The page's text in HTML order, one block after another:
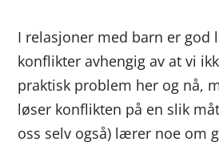
I relasjoner med barn er god
konflikter avhengig av at vi
praktisk problem her og nå,
løser konflikten på en slik
oss selv også) lærer noe om